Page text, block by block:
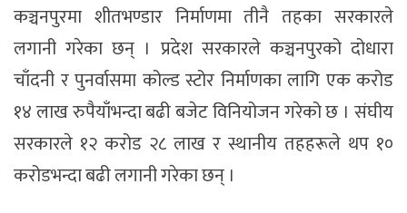
कञ्चनपुरमा शीतभण्डार निर्माणमा तीनै तहका सरकारले
लगानी गरेका छन् । प्रदेश सरकारले कञ्चनपुरको दोधारा
चाँदनी र पुनर्वासमा कोल्ड स्टोर निर्माणका लागि एक करोड
१४ लाख रुपैयाँभन्दा बढी बजेट विनियोजन गरेको छ । संघीय
सरकारले १२ करोड २८ लाख र स्थानीय तहहरूले थप १०
करोडभन्दा बढी लगानी गरेका छन् ।